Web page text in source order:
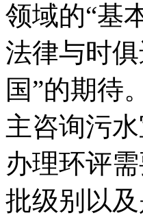
领域的“基
法律与时
国”的期待
主咨询污
办理环评
批级别以